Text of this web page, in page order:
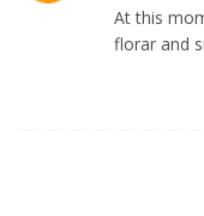
At this
florar and